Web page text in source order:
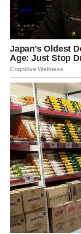
ŠKORPIJA
OTKRIVA
Škorpija oseća
doneti
Ljubav:Strast je
– razgovarajte.
Posao:Intuicija vam
Novac:Moguća
Poruka:Ne
STRELAC
VIDIKU